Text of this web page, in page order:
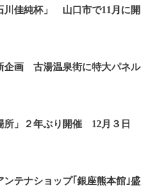
川佳純杯」 山口市で11月に開
企画 古湯温泉街に特大パネル
所」２年ぶり開催 12月３日
ンテナショップ｢銀座熊本館｣盛